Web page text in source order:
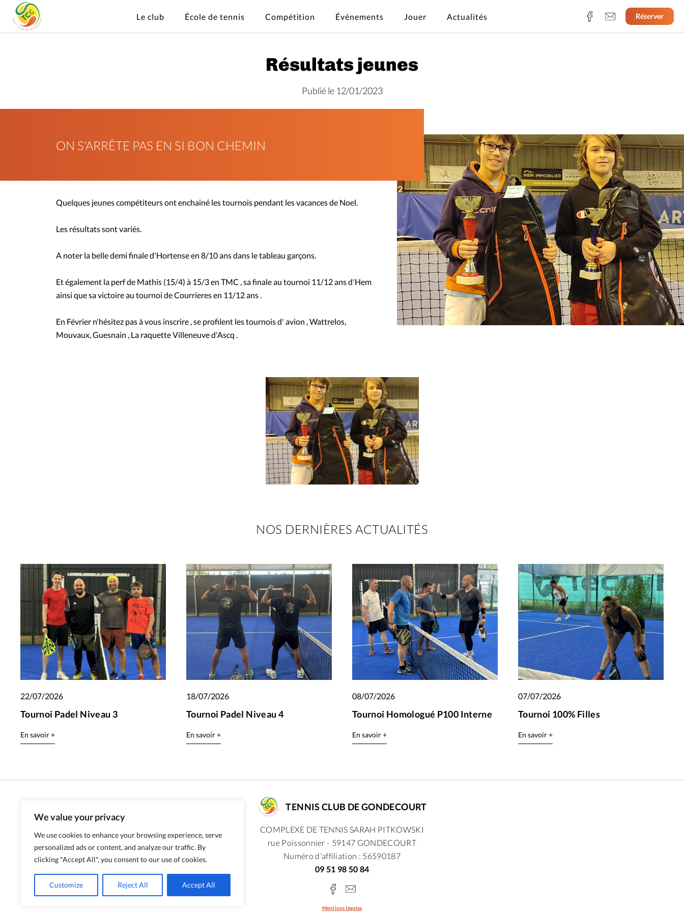
We value your privacy
We use cookies to enhance your browsing experience, serve
personalized ads or content, and analyze our traffic. By
clicking "Accept All", you consent to our use of cookies.
Customize Reject All Accept All
Le club École de tennis Compétition Événements Jouer Actualités Réserver
Résultats jeunes
Publié le 12/01/2023
ON S'ARRÊTE PAS EN SI BON CHEMIN
Quelques jeunes compétiteurs ont enchainé les tournois pendant les vacances de Noel.
Les résultats sont variés.
A noter la belle demi finale d'Hortense en 8/10 ans dans le tableau garçons.
Et également la perf de Mathis (15/4) à 15/3 en TMC , sa finale au tournoi 11/12 ans d'Hem
ainsi que sa victoire au tournoi de Courrieres en 11/12 ans .
En Février n'hésitez pas à vous inscrire , se profilent les tournois d' avion , Wattrelos,
Mouvaux, Guesnain , La raquette Villeneuve d'Ascq .
NOS DERNIÈRES ACTUALITÉS
22/07/2026
Tournoi Padel Niveau 3
En savoir +
18/07/2026
Tournoi Padel Niveau 4
En savoir +
08/07/2026
Tournoi Homologué P100 Interne
En savoir +
07/07/2026
Tournoi 100% Filles
En savoir +
TENNIS CLUB DE GONDECOURT
COMPLEXE DE TENNIS SARAH PITKOWSKI
rue Poissonnier - 59147 GONDECOURT
Numéro d’affiliation : 56590187
09 51 98 50 84
Mentions légales